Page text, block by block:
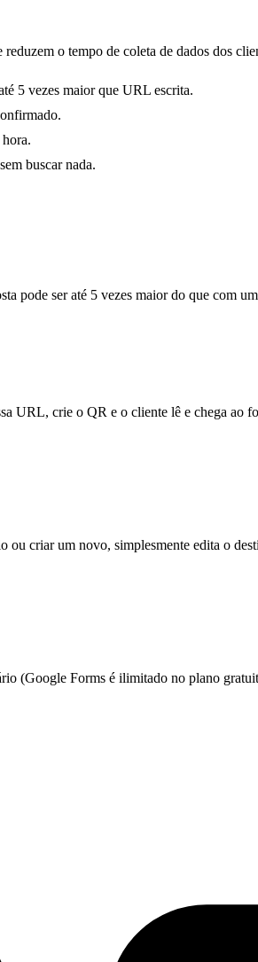
o tempo de coleta de dados dos
5 vezes maior que URL escrita.
buscar nada.
pode ser até 5 vezes maior do que com
URL, crie o QR e o cliente lê e chega
criar um novo, simplesmente edita o
(Google Forms é ilimitado no plano